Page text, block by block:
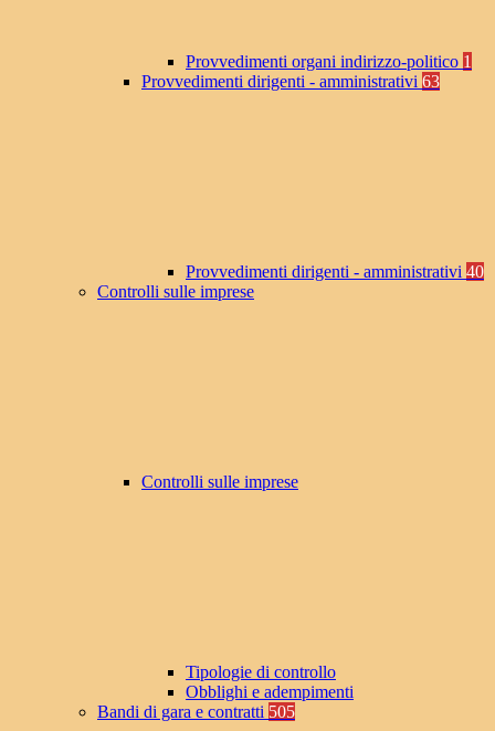
Provvedimenti organi indirizzo-politico 1
Provvedimenti dirigenti - amministrativi 63
Provvedimenti dirigenti - amministrativi 40
Controlli sulle imprese
Controlli sulle imprese
Tipologie di controllo
Obblighi e adempimenti
Bandi di gara e contratti 505